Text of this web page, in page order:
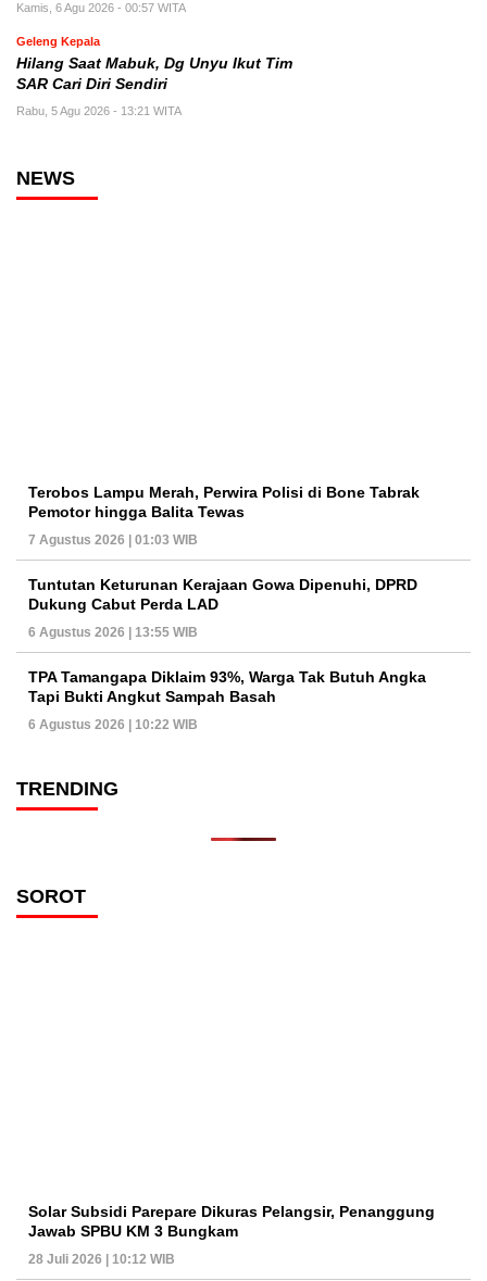
Kamis, 6 Agu 2026 - 00:57 WITA
Geleng Kepala
Hilang Saat Mabuk, Dg Unyu Ikut Tim
SAR Cari Diri Sendiri
Rabu, 5 Agu 2026 - 13:21 WITA
NEWS
Terobos Lampu Merah, Perwira Polisi di Bone Tabrak
Pemotor hingga Balita Tewas
7 Agustus 2026 | 01:03 WIB
Tuntutan Keturunan Kerajaan Gowa Dipenuhi, DPRD
Dukung Cabut Perda LAD
6 Agustus 2026 | 13:55 WIB
TPA Tamangapa Diklaim 93%, Warga Tak Butuh Angka
Tapi Bukti Angkut Sampah Basah
6 Agustus 2026 | 10:22 WIB
TRENDING
SOROT
Solar Subsidi Parepare Dikuras Pelangsir, Penanggung
Jawab SPBU KM 3 Bungkam
28 Juli 2026 | 10:12 WIB